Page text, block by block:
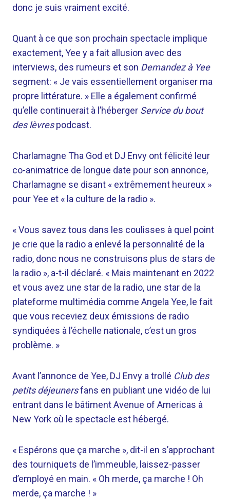
donc je suis vraiment excité.
Quant à ce que son prochain spectacle implique
exactement, Yee y a fait allusion avec des
interviews, des rumeurs et son Demandez à Yee
segment: « Je vais essentiellement organiser ma
propre littérature. » Elle a également confirmé
qu’elle continuerait à l’héberger Service du bout
des lèvrespodcast.
Charlamagne Tha God et DJ Envy ont félicité leur
co-animatrice de longue date pour son annonce,
Charlamagne se disant « extrêmement heureux »
pour Yee et « la culture de la radio ».
« Vous savez tous dans les coulisses à quel point
je crie que la radio a enlevé la personnalité de la
radio, donc nous ne construisons plus de stars de
la radio », a-t-il déclaré. « Mais maintenant en 2022
et vous avez une star de la radio, une star de la
plateforme multimédia comme Angela Yee, le fait
que vous receviez deux émissions de radio
syndiquées à l’échelle nationale, c’est un gros
problème. »
Avant l’annonce de Yee, DJ Envy a trollé Club des
petits déjeunersfans en publiant une vidéo de lui
entrant dans le bâtiment Avenue of Americas à
New York où le spectacle est hébergé.
« Espérons que ça marche », dit-il en s’approchant
des tourniquets de l’immeuble, laissez-passer
d’employé en main. « Oh merde, ça marche ! Oh
merde, ça marche ! »